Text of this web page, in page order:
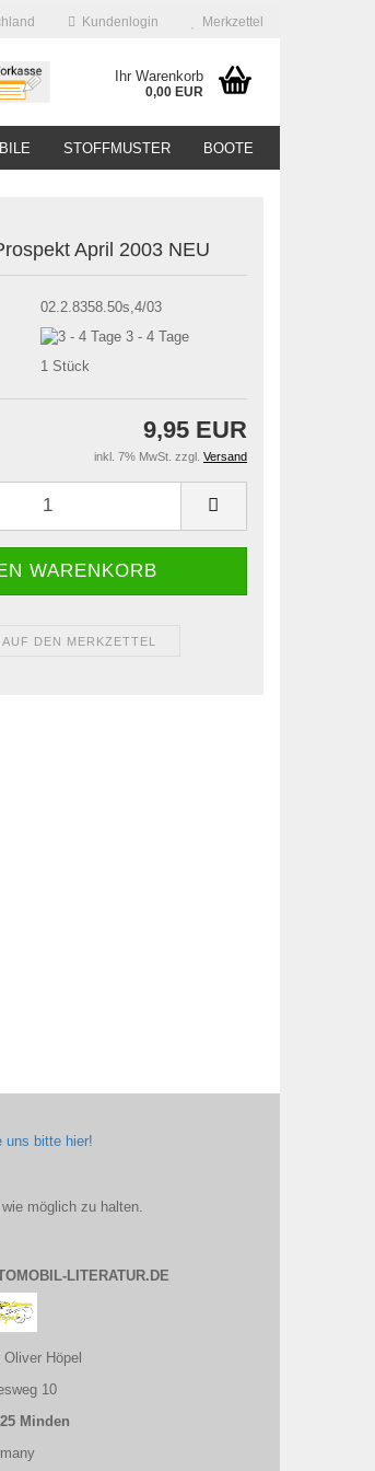
Kundenlogin Merkzettel
Ihr Warenkorb
0,00 EUR
STOFFMUSTER BOOTE
April 2003 NEU
02.2.8358.50s,4/03
3 - 4 Tage
1 Stück
9,95 EUR
inkl. 7% MwSt. zzgl. Versand
AUF DEN MERKZETTEL
uns bitte hier!
möglich zu halten.
LITERATUR.DE
Oliver Höpel
10
Minden